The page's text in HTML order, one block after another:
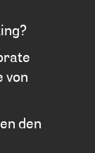
von
den